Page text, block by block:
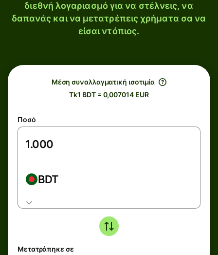
διεθνή λογαριασμό για να στέλνεις, να
δαπανάς και να μετατρέπεις χρήματα σα να
είσαι ντόπιος.
Μέση συναλλαγματική ισοτιμία
Tk1 BDT = 0,007014 EUR
Ποσό
BDT
Μετατράπηκε σε